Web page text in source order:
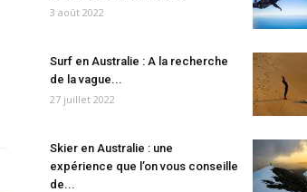
3 août 2022
Surf en Australie : A la recherche
de la vague...
27 juillet 2022
Skier en Australie : une
expérience que l’on vous conseille
de...